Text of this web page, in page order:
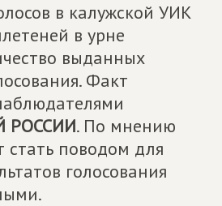
в калужской УИК
в урне
выданных
Факт
РОССИИ. По мнению
стать поводом для
голосования